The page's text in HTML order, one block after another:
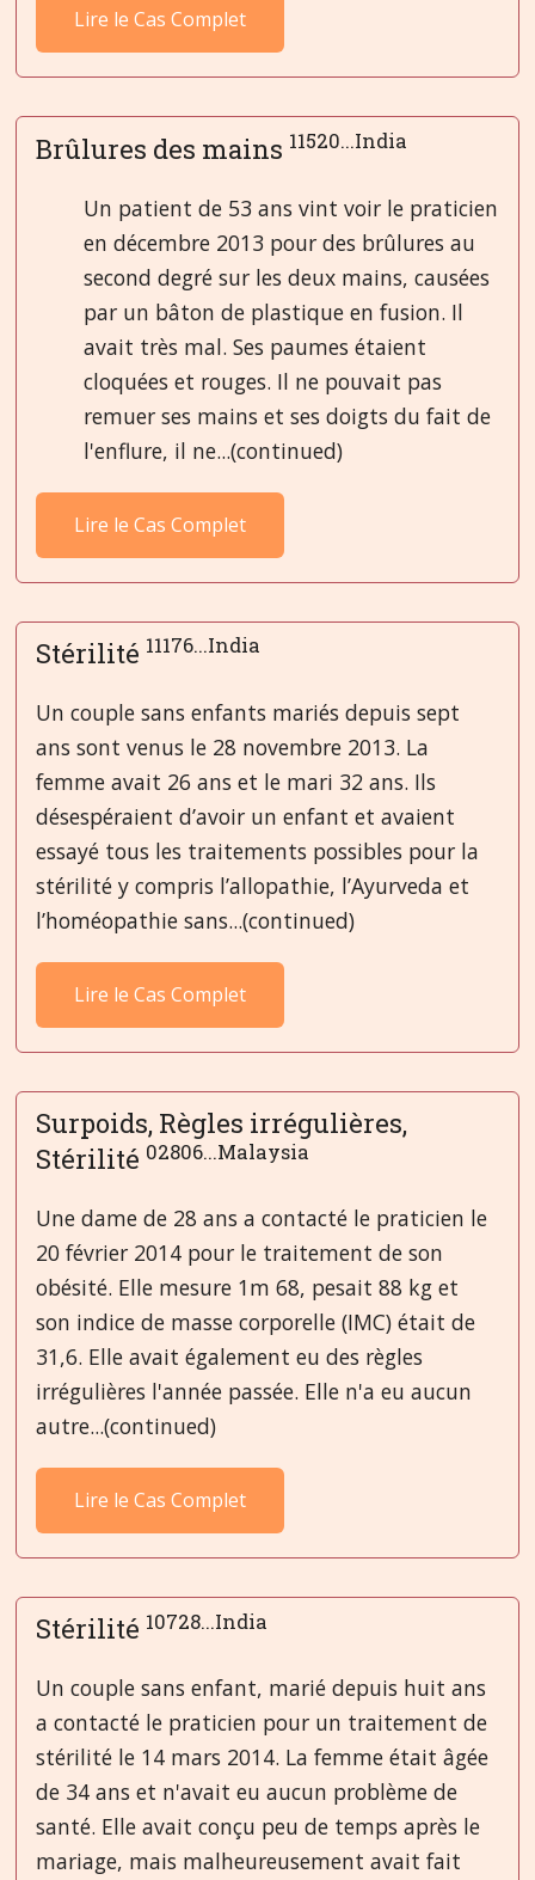
Lire le Cas Complet
Brûlures des mains 11520...India
Un patient de 53 ans vint voir le praticien
en décembre 2013 pour des brûlures au
second degré sur les deux mains, causées
par un bâton de plastique en fusion. Il
avait très mal. Ses paumes étaient
cloquées et rouges. Il ne pouvait pas
remuer ses mains et ses doigts du fait de
l'enflure, il ne...(continued)
Lire le Cas Complet
Stérilité 11176...India
Un couple sans enfants mariés depuis sept
ans sont venus le 28 novembre 2013. La
femme avait 26 ans et le mari 32 ans. Ils
désespéraient d’avoir un enfant et avaient
essayé tous les traitements possibles pour la
stérilité y compris l’allopathie, l’Ayurveda et
l’homéopathie sans...(continued)
Lire le Cas Complet
Surpoids, Règles irrégulières,
Stérilité 02806...Malaysia
Une dame de 28 ans a contacté le praticien le
20 février 2014 pour le traitement de son
obésité. Elle mesure 1m 68, pesait 88 kg et
son indice de masse corporelle (IMC) était de
31,6. Elle avait également eu des règles
irrégulières l'année passée. Elle n'a eu aucun
autre...(continued)
Lire le Cas Complet
Stérilité 10728...India
Un couple sans enfant, marié depuis huit ans
a contacté le praticien pour un traitement de
stérilité le 14 mars 2014. La femme était âgée
de 34 ans et n'avait eu aucun problème de
santé. Elle avait conçu peu de temps après le
mariage, mais malheureusement avait fait